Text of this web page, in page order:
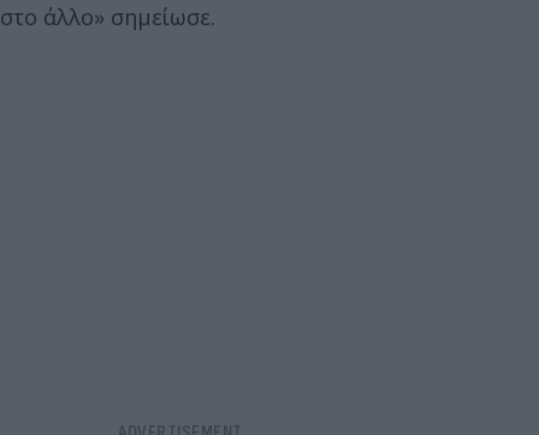
στο άλλο» σημείωσε.